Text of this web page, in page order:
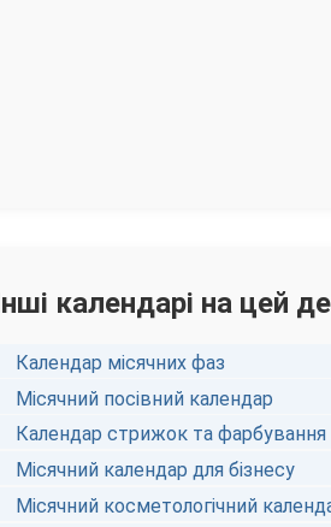
календарі на цей
Календар місячних фаз
Місячний посівний календар
Календар стрижок та фарбування
Місячний календар для бізнесу
Місячний косметологічний